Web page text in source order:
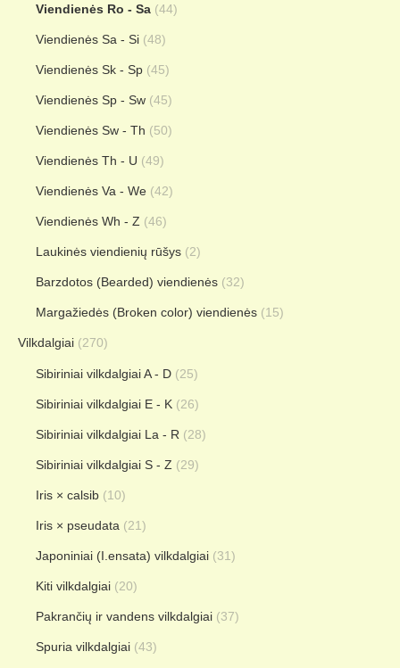
Viendienės Ro - Sa (44)
Viendienės Sa - Si (48)
Viendienės Sk - Sp (45)
Viendienės Sp - Sw (45)
Viendienės Sw - Th (50)
Viendienės Th - U (49)
Viendienės Va - We (42)
Viendienės Wh - Z (46)
Laukinės viendienių rūšys (2)
Barzdotos (Bearded) viendienės (32)
Margažiedės (Broken color) viendienės (15)
Vilkdalgiai (270)
Sibiriniai vilkdalgiai A - D (25)
Sibiriniai vilkdalgiai E - K (26)
Sibiriniai vilkdalgiai La - R (28)
Sibiriniai vilkdalgiai S - Z (29)
Iris × calsib (10)
Iris × pseudata (21)
Japoniniai (I.ensata) vilkdalgiai (31)
Kiti vilkdalgiai (20)
Pakrančių ir vandens vilkdalgiai (37)
Spuria vilkdalgiai (43)